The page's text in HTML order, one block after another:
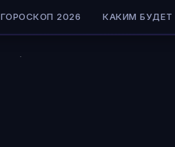
ГОРОСКОП 2026 КАКИМ БУДЕТ